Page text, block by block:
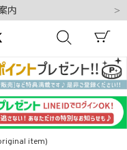
物のお届けについて
ントプレゼント
内
物のお届けについて
item)